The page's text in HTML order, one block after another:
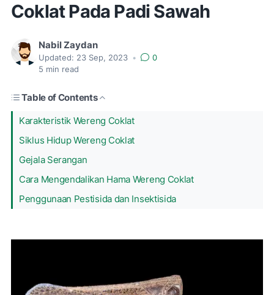
Coklat Pada Padi Sawah
Nabil Zaydan
Updated: 23 Sep, 2023 •
0
5 min read
Table of Contents
Karakteristik Wereng Coklat
Siklus Hidup Wereng Coklat
Gejala Serangan
Cara Mengendalikan Hama Wereng Coklat
Penggunaan Pestisida dan Insektisida